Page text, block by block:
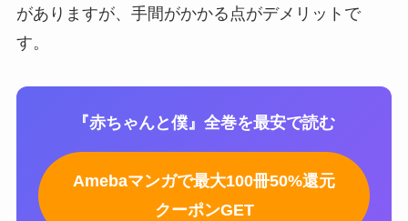
がありますが、手間がかかる点がデメリットで
す。
『赤ちゃんと僕』全巻を最安で読む
Amebaマンガで最大100冊50%還元
クーポンGET